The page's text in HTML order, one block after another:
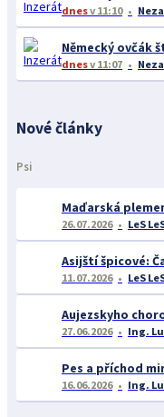
dnesv 11:10
Německý ovčák
dnesv 11:07
Nové články
Psi
Maďarská
26.07.2026 LeS
Asijští špicové:
11.07.2026 LeS
27.06.2026 Ing.
16.06.2026 Ing.